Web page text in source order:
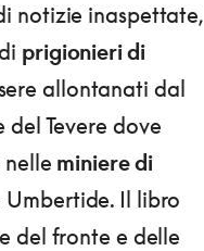
notizie inaspettate,
prigionieri di
allontanati dal
Tevere dove
miniere di
Il libro
del fronte e delle